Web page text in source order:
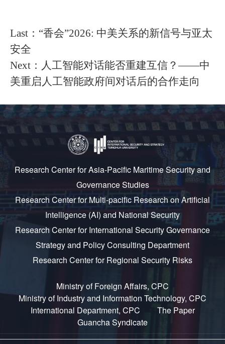
Last：“香会”2026: 中美关系的新信号与亚太
安全
Next：人工智能对话能否重建互信？——中
美重启人工智能政府间对话后的合作走向
Research Center for Asia-Pacific Maritime Security and
Governance Studies
Research Center for Multi-pacific Research on Artificial
Intelligence (AI) and National Security
Research Center for International Security Governance
Strategy and Policy Consulting Department
Research Center for Regional Security Risks
Ministry of Foreign Affairs, CPC
Ministry of Industry and Information Technology, CPC
International Department, CPC
The Paper
Guancha Syndicate